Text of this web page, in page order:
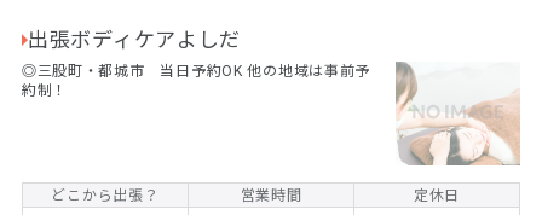
出張ボディケアよしだ
◎三股町・都城市 当日予約OK 他の地域は事前予
約制！
どこから出張？ 営業時間
定休日